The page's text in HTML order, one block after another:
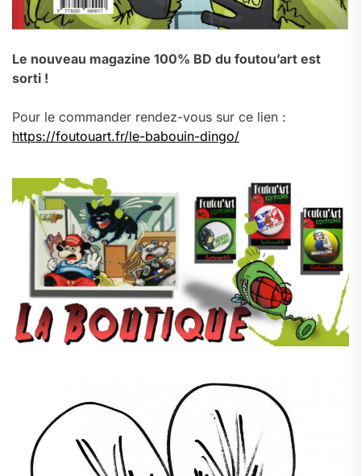
Le nouveau magazine 100% BD du foutou’art est
sorti !
Pour le commander rendez-vous sur ce lien :
https://foutouart.fr/le-babouin-dingo/